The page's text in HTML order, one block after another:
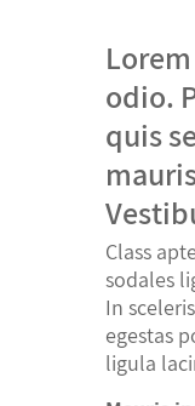
odio.
quis
Class
sodales
In
egestas
ligula